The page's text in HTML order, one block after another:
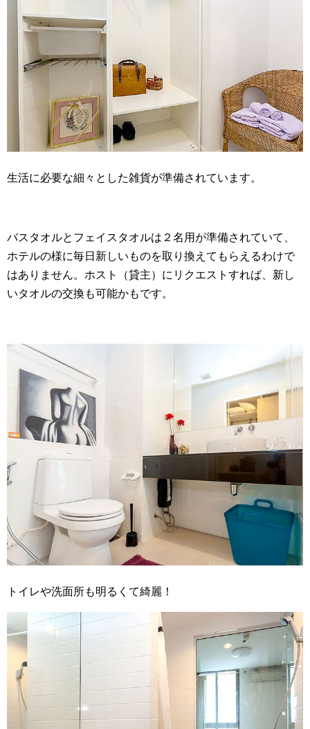
生活に必要な細々とした雑貨が準備されています。
バスタオルとフェイスタオルは２名用が準備されていて、
ホテルの様に毎日新しいものを取り換えてもらえるわけで
はありません。ホスト（貸主）にリクエストすれば、新し
いタオルの交換も可能かもです。
トイレや洗面所も明るくて綺麗！